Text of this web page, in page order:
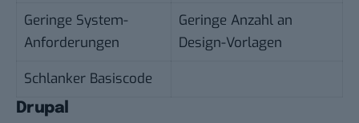
Geringe System-
Anforderungen
Geringe Anzahl an
Design-Vorlagen
Schlanker Basiscode
Drupal